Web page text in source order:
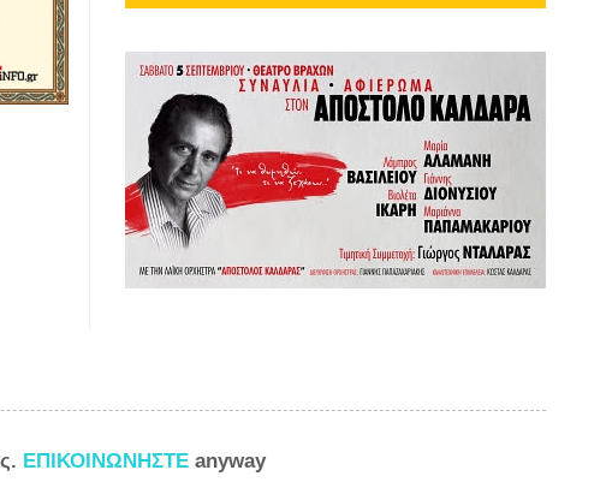
ΕΠΙΚΟΙΝΩΝΗΣΤΕ anyway